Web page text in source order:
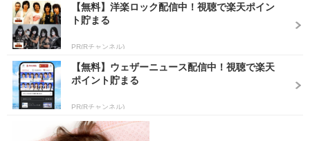
【無料】洋楽ロック配信中！視聴で楽天ポイン
ト貯まる
PR(Rチャンネル)
【無料】ウェザーニュース配信中！視聴で楽天
ポイント貯まる
PR(Rチャンネル)